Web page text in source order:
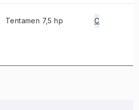
Tentamen 7,5 hp C